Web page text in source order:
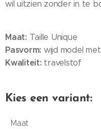
wil uitzien zonder in te
Maat: Taille Unique
Pasvorm: wijd model
Kwaliteit: travelstof
Kies een variant:
Maat